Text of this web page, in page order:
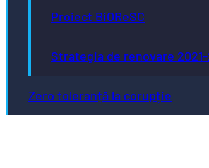
Proiect BiOReSC
Strategia de renovare
Zero toleranță la corupție